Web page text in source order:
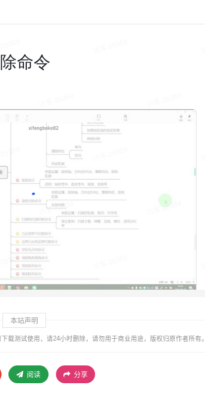
本站声明
载测试使用，请24小时删除，请勿用于商业用途，版权归原作者所有。
阅读 分享